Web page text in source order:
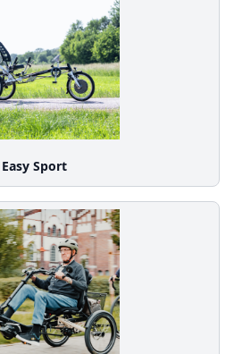
Easy Sport